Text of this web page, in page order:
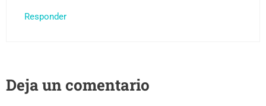
Responder
Deja un comentario